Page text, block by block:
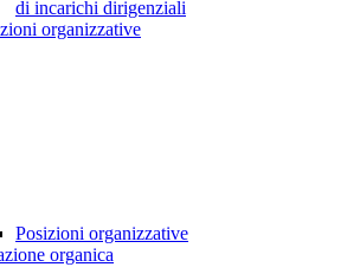
di incarichi dirigenziali
organizzative
Posizioni organizzative
organica